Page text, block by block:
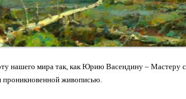
нашего мира так, как Юрию Васендину – Мастеру
живописью.